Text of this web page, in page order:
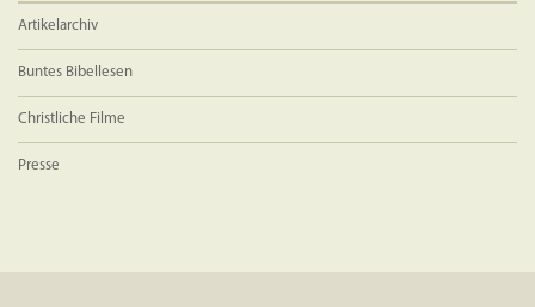
Artikelarchiv
Buntes Bibellesen
Christliche Filme
Presse